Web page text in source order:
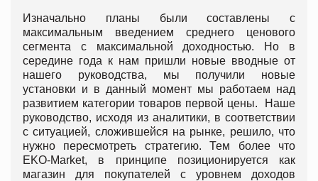
Изначально планы были составлены с
максимальным введением среднего ценового
сегмента с максимальной доходностью. Но в
середине года к нам пришли новые вводные от
нашего руководства, мы получили новые
установки и в данный момент мы работаем над
развитием категории товаров первой цены. Наше
руководство, исходя из аналитики, в соответствии
с ситуацией, сложившейся на рынке, решило, что
нужно пересмотреть стратегию. Тем более что
EKO-Market, в принципе позиционируется как
магазин для покупателей с уровнем доходов